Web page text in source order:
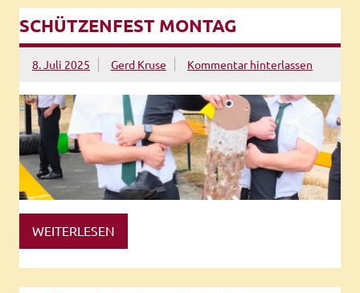
SCHÜTZENFEST MONTAG
8. Juli 2025 Gerd Kruse Kommentar hinterlassen
WEITERLESEN